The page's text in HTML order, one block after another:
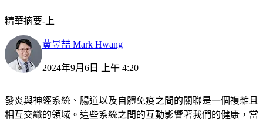
精華摘要-上
黃昱喆 Mark Hwang
2024年9月6日 上午 4:20
發炎與神經系統、腸道以及自體免疫之間的關聯是一個複雜且
相互交織的領域。這些系統之間的互動影響著我們的健康，當